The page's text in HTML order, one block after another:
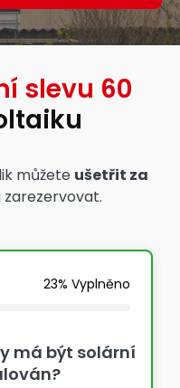
slevu 60
můžete ušetřit za
zarezervovat.
23% Vyplněno
má být solární